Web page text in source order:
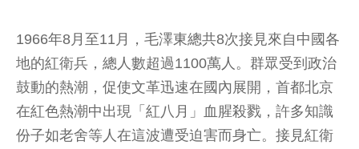
1966年8月至11月，毛澤東總共8次接見來自中國各
地的紅衛兵，總人數超過1100萬人。群眾受到政治
鼓動的熱潮，促使文革迅速在國內展開，首都北京
在紅色熱潮中出現「紅八月」血腥殺戮，許多知識
份子如老舍等人在這波遭受迫害而身亡。接見紅衛